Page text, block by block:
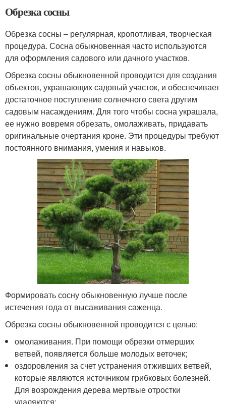
Обрезка сосны
Обрезка сосны – регулярная, кропотливая, творческая
процедура. Сосна обыкновенная часто используются
для оформления садового или дачного участков.
Обрезка сосны обыкновенной проводится для создания
объектов, украшающих садовый участок, и обеспечивает
достаточное поступление солнечного света другим
садовым насаждениям. Для того чтобы сосна украшала,
ее нужно вовремя обрезать, омолаживать, придавать
оригинальные очертания кроне. Эти процедуры требуют
постоянного внимания, умения и навыков.
Формировать сосну обыкновенную лучше после
истечения года от высаживания саженца.
Обрезка сосны обыкновенной проводится с целью:
омолаживания. При помощи обрезки отмерших
ветвей, появляется больше молодых веточек;
оздоровления за счет устранения отживших ветвей,
которые являются источником грибковых болезней.
Для возрождения дерева мертвые отростки
удаляются;